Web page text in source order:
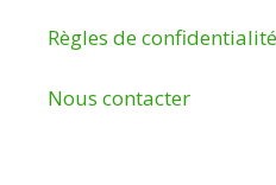
Règles de confidentialité
Nous contacter